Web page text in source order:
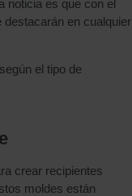
noticia es que con el
en cualquier
el tipo de
crear recipientes
moldes están